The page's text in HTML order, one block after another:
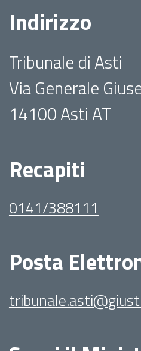
Indirizzo
Tribunale di Asti
Via Generale
14100 Asti AT
Recapiti
0141/388111
Posta